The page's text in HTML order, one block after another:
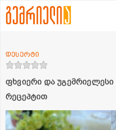
ფხვიერი და
რეცეპტით
დესერტი